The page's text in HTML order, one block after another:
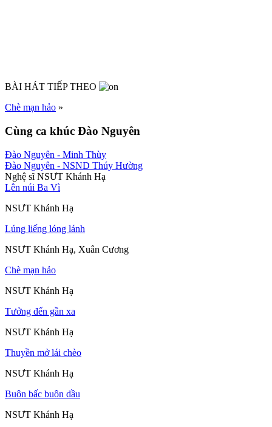
BÀI HÁT TIẾP THEO
Chè mạn hảo »
Cùng ca khúc Đào Nguyên
Đào Nguyên - Minh Thùy
Đào Nguyên - NSND Thúy Hường
Nghệ sĩ NSƯT Khánh Hạ
Lên núi Ba Vì
NSƯT Khánh Hạ
Lúng liếng lóng lánh
NSƯT Khánh Hạ, Xuân Cương
Chè mạn hảo
NSƯT Khánh Hạ
Tưởng đến gần xa
NSƯT Khánh Hạ
Thuyền mở lái chèo
NSƯT Khánh Hạ
Buôn bấc buôn dầu
NSƯT Khánh Hạ